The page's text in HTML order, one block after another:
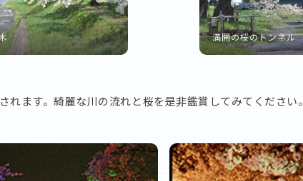
満開の桜のトンネル
れます。綺麗な川の流れと桜を是非鑑賞してみてください。